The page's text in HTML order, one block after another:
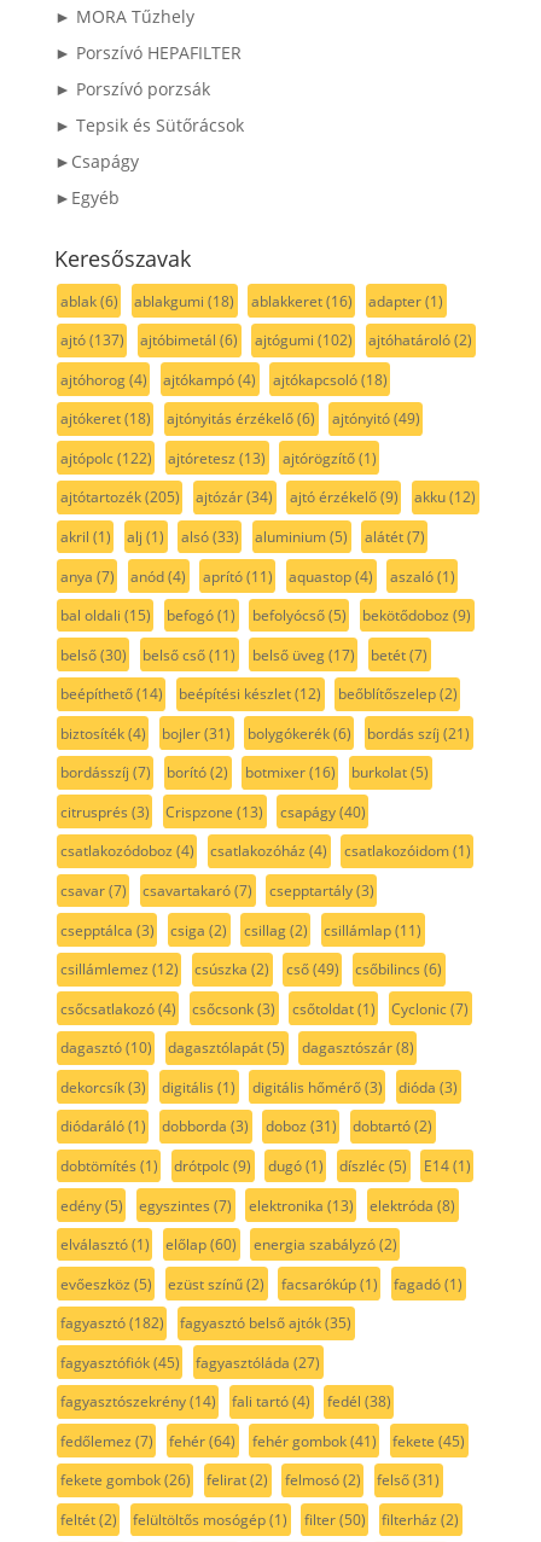
► MORA Tűzhely
► Porszívó HEPAFILTER
► Porszívó porzsák
► Tepsik és Sütőrácsok
►Csapágy
►Egyéb
Keresőszavak
ablak(6) ablakgumi (18) ablakkeret(16) adapter(1)
ajtó(137) ajtóbimetál (6) ajtógumi (102) ajtóhatároló(2)
ajtóhorog(4) ajtókampó(4) ajtókapcsoló(18)
ajtókeret(18) ajtónyitás érzékelő(6) ajtónyitó(49)
ajtópolc(122) ajtóretesz (13) ajtórögzítő(1)
ajtótartozék(205) ajtózár(34) ajtó érzékelő(9) akku(12)
akril (1) alj (1) alsó(33) aluminium(5) alátét(7)
anya (7) anód(4) aprító(11) aquastop(4) aszaló(1)
bal oldali (15) befogó(1) befolyócső(5) bekötődoboz (9)
belső(30) belső cső(11) belső üveg(17) betét(7)
beépíthető(14) beépítési készlet(12) beőblítőszelep(2)
biztosíték(4) bojler(31) bolygókerék(6) bordás szíj (21)
bordásszíj (7) borító(2) botmixer(16) burkolat(5)
citrusprés (3) Crispzone (13) csapágy(40)
csatlakozódoboz (4) csatlakozóház (4) csatlakozóidom(1)
csavar(7) csavartakaró(7) csepptartály(3)
csepptálca (3) csiga (2) csillag(2) csillámlap(11)
csillámlemez (12) csúszka (2) cső(49) csőbilincs (6)
csőcsatlakozó(4) csőcsonk(3) csőtoldat(1) Cyclonic(7)
dagasztó(10) dagasztólapát(5) dagasztószár(8)
dekorcsík(3) digitális (1) digitális hőmérő(3) dióda (3)
diódaráló(1) dobborda (3) doboz (31) dobtartó(2)
dobtömítés (1) drótpolc(9) dugó(1) díszléc(5) E14(1)
edény(5) egyszintes (7) elektronika (13) elektróda (8)
elválasztó(1) előlap(60) energia szabályzó(2)
evőeszköz (5) ezüst színű(2) facsarókúp(1) fagadó(1)
fagyasztó(182) fagyasztó belső ajtók(35)
fagyasztófiók(45) fagyasztóláda (27)
fagyasztószekrény(14) fali tartó(4) fedél (38)
fedőlemez (7) fehér(64) fehér gombok(41) fekete (45)
fekete gombok(26) felirat(2) felmosó(2) felső(31)
feltét(2) felültöltős mosógép(1) filter(50) filterház (2)